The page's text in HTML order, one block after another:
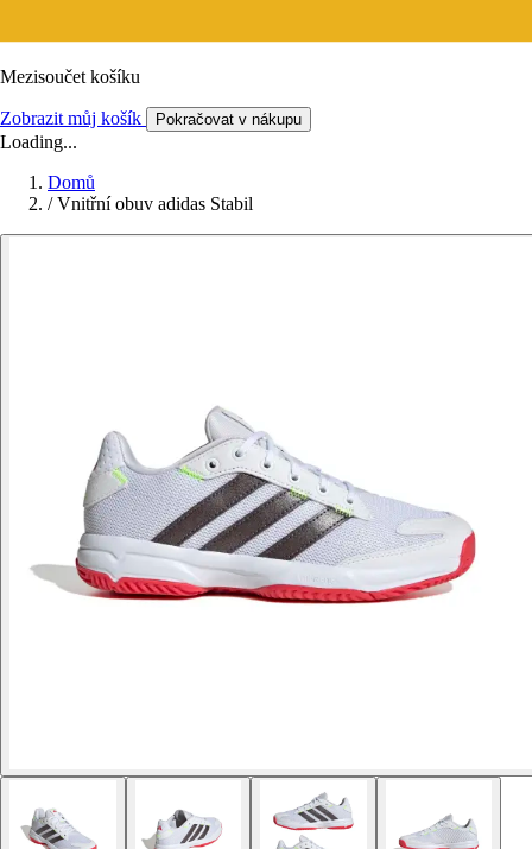
Mezisoučet košíku
Zobrazit můj košík Pokračovat v nákupu
Loading...
Domů
/ Vnitřní obuv adidas Stabil